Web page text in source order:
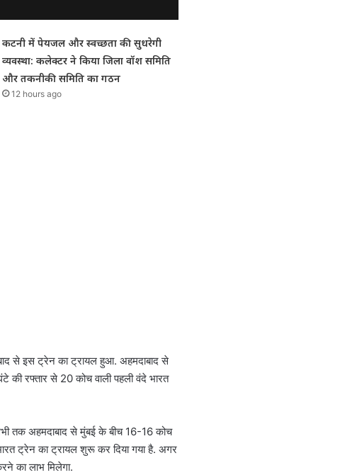
कटनी में पेयजल और स्वच्छता की सुधरेगी
व्यवस्था: कलेक्टर ने किया जिला वॉश समिति
और तकनीकी समिति का गठन
12 hours ago
से इस ट्रेन का ट्रायल हुआ. अहमदाबाद से
की रफ्तार से 20 कोच वाली पहली वंदे भारत
तक अहमदाबाद से मुंबई के बीच 16-16 कोच
ट्रेन का ट्रायल शुरू कर दिया गया है. अगर
का लाभ मिलेगा.